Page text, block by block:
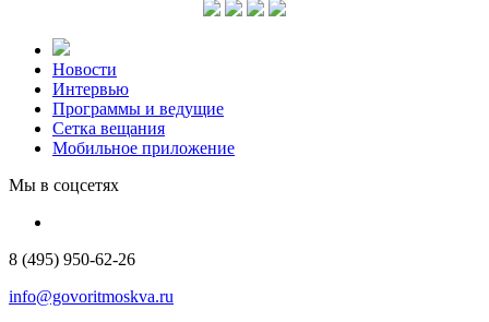
Новости
Интервью
Программы и ведущие
Сетка вещания
Мобильное приложение
Мы в соцсетях
8 (495) 950-62-26
info@govoritmoskva.ru